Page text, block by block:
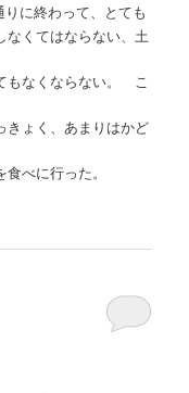
に終わって、とても
くてはならない、土
もなくならない。 こ
ょく、あまりはかど
べに行った。